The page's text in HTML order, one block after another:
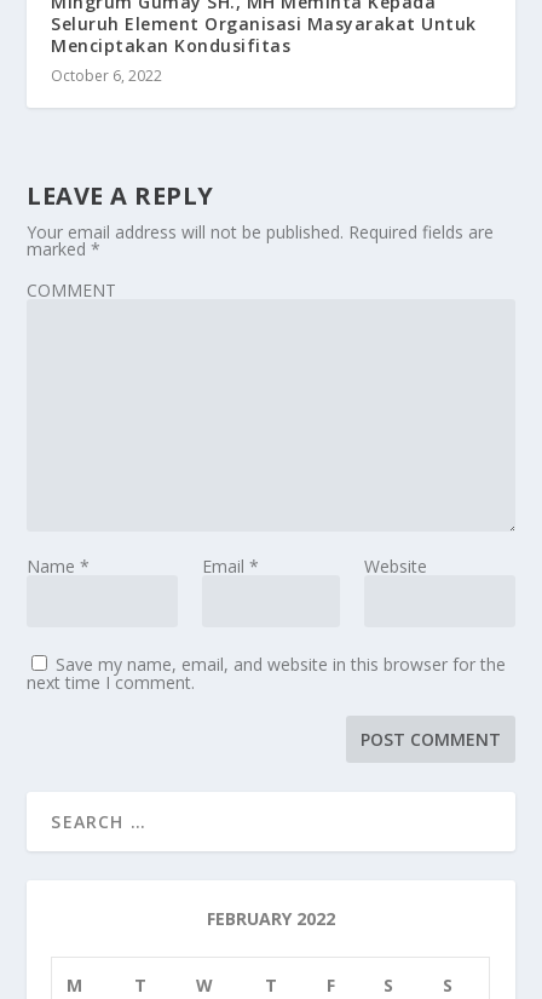
Seluruh Element Organisasi Masyarakat Untuk
Menciptakan Kondusifitas
October 6, 2022
LEAVE A REPLY
Your email address will not be published. Required fields are
marked*
COMMENT
Name* Email * Website
Save my name, email, and website in this browser for the
next time I comment.
FEBRUARY 2022
M T W T F S S